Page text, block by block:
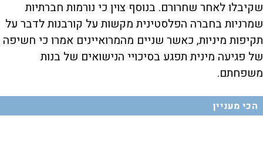
שקיבלו לאחר שחרורם. בנוסף צוין כי נורמות חברתיות
שמרניות בחברה הפלסטינית מקשות על קורבנות לדבר על
תקיפות מיניות, כאשר שניים מהמרואיינים אמרו כי חשיפה
של פגיעה מינית תפגע בסיכויי הנישואים של בנות
משפחתם.
הכי מעניין